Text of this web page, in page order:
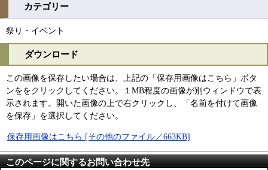
カテゴリー
祭り・イベント
ダウンロード
この画像を保存したい場合は、上記の「保存用画像はこちら」ボタ
ンををクリックしてください。１MB程度の画像が別ウィンドウで表
示されます。開いた画像の上で右クリックし、「名前を付けて画像
を保存」を選択してください。
保存用画像はこちら [その他のファイル／663KB]
このページに関するお問い合わせ先